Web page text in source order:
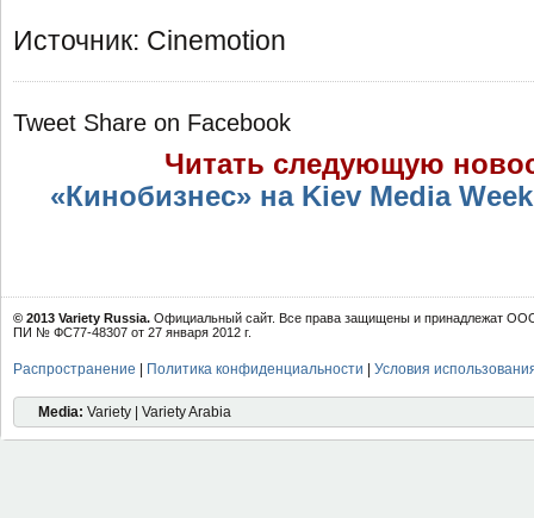
Источник: Cinemotion
Tweet Share on Facebook
Читать следующую
«Кинобизнес» на Kiev Media
© 2013 Variety Russia. Официальный сайт. Все права защищены и принадлежат
ПИ № ФС77-48307 от 27 января 2012 г.
Распространение Политика конфиденциальности Условия
Media: Variety | Variety Arabia